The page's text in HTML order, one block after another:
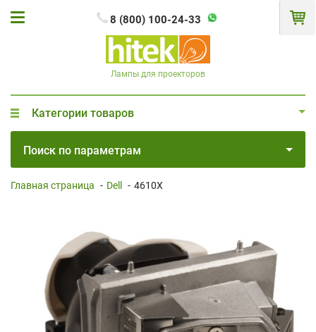
8 (800) 100-24-33
Лампы для проекторов
Категории товаров
Поиск по параметрам
Главная страница - Dell - 4610X